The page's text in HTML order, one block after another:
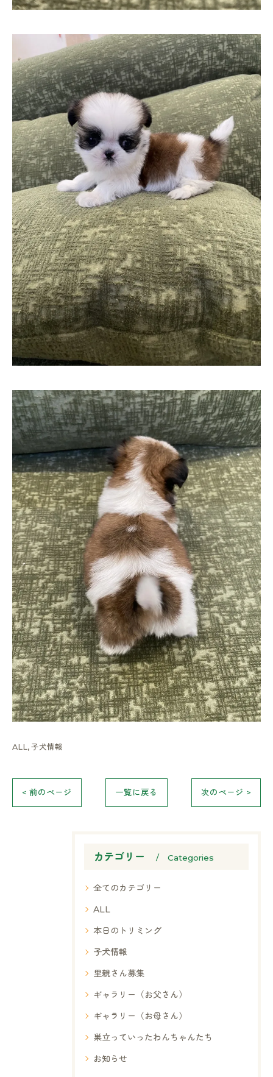
ALL 子犬情報
< 前のページ 一覧に戻る 次のページ >
カテゴリー Categories
全てのカテゴリー
ALL
本日のトリミング
子犬情報
里親さん募集
ギャラリー（お父さん）
ギャラリー（お母さん）
巣立っていったわんちゃんたち
お知らせ
お気軽にお問い合わせください